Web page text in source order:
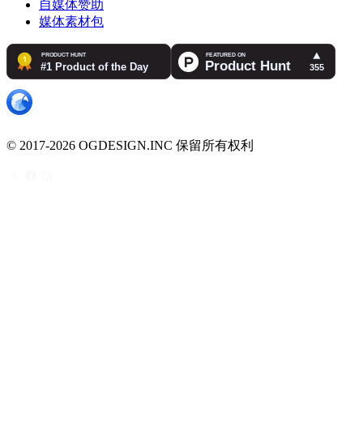
自媒体赞助
媒体素材包
© 2017-2026 OGDESIGN.INC 保留所有权利